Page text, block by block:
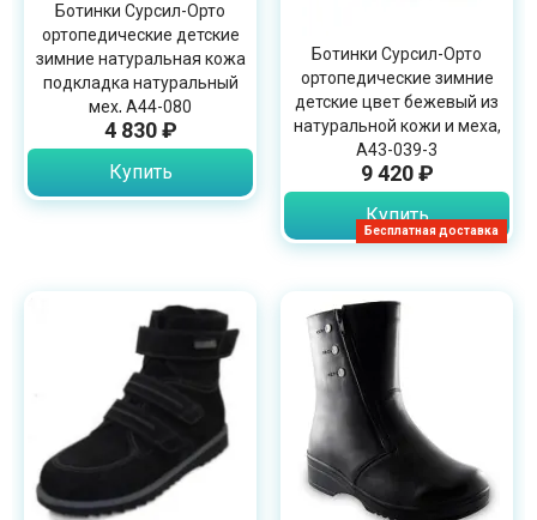
Ботинки Сурсил-Орто
ортопедические детские
зимние натуральная кожа
подкладка натуральный
мех, A44-080
4 830 ₽
Купить
Бесплатная доставка
Ботинки Сурсил-Орто
ортопедические зимние
детские цвет бежевый из
натуральной кожи и меха,
A43-039-3
9 420 ₽
Купить